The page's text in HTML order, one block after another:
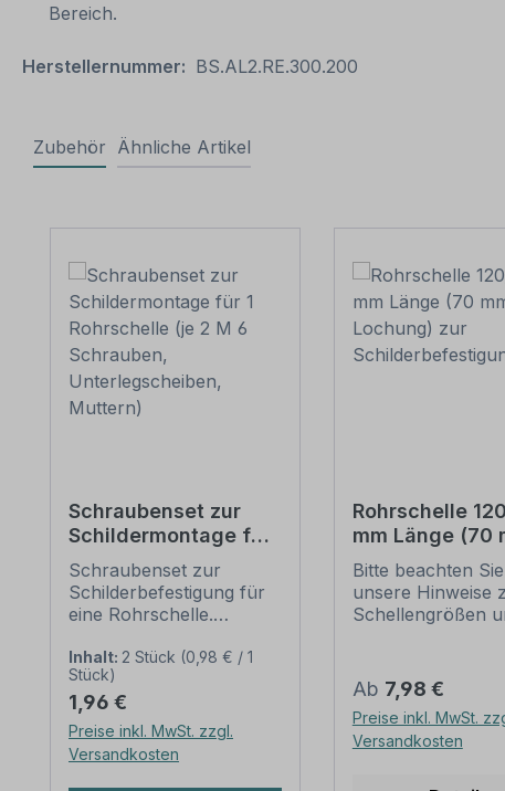
Bereich.
Herstellernummer: BS.AL2.RE.300.200
Zubehör Ähnliche Artikel
Schraubenset zur
Schildermontage für
1 Rohrschelle (je 2 M
6 Schrauben,
Unterlegscheiben,
Schraubenset zur
Schilderbefestigung für
eine Rohrschelle.
Schraubensets zur
Schilderbefestigung:
Ausführung: Stahl,
feuerverzinkt
Verpackungseinheit -
Set: 2 Stück -
Inhalt: 2 Stück (0,98 € / 1
Stück)
Regulärer Preis:
1,96 €
Preise inkl. MwSt. zzgl.
Versandkosten
Rohrschelle
mm Länge (70
Lochung) zur
Bitte beachten Sie
unsere Hinweise
Schellengrößen
(weiter unten).
Rohrschellen
IVZ-Norm stellen
Regulärer Preis:
Ab 7,98 €
Preise inkl. MwSt.
Versandkosten